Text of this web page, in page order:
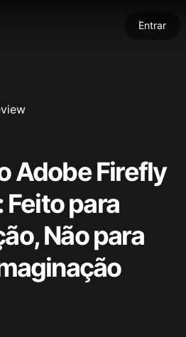
Entrar
Adobe Firefly
para
Não para